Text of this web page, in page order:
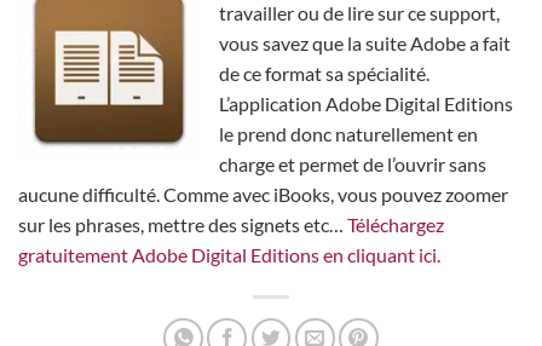
travailler ou de lire sur ce support,
vous savez que la suite Adobe a fait
de ce format sa spécialité.
L’application Adobe Digital Editions
le prend donc naturellement en
charge et permet de l’ouvrir sans
aucune difficulté. Comme avec iBooks, vous pouvez zoomer
sur les phrases, mettre des signets etc… Téléchargez
gratuitement Adobe Digital Editions en cliquant ici.